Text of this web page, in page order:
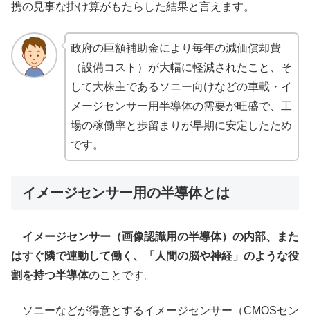
携の見事な掛け算がもたらした結果と言えます。
政府の巨額補助金により毎年の減価償却費
（設備コスト）が大幅に軽減されたこと、そ
して大株主であるソニー向けなどの車載・イ
メージセンサー用半導体の需要が旺盛で、工
場の稼働率と歩留まりが早期に安定したため
です。
イメージセンサー用の半導体とは
イメージセンサー（画像認識用の半導体）の内部、また
はすぐ隣で連動して働く、「人間の脳や神経」のような役
割を持つ半導体のことです。
ソニーなどが得意とするイメージセンサー（CMOSセン